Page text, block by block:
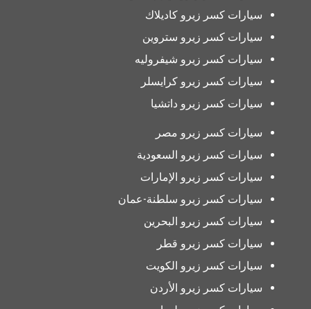
سيارات كسر زيرو كاديلاك
سيارات كسر زيرو ستروين
سيارات كسر زيرو شيفروليه
سيارات كسر زيرو كرايسلر
سيارات كسر زيرو داتشيا
سيارات كسر زيرو مصر
سيارات كسر زيرو السعودية
سيارات كسر زيرو الإمارات
سيارات كسر زيرو سلطنة-عمان
سيارات كسر زيرو البحرين
سيارات كسر زيرو قطر
سيارات كسر زيرو الكويت
سيارات كسر زيرو الأردن